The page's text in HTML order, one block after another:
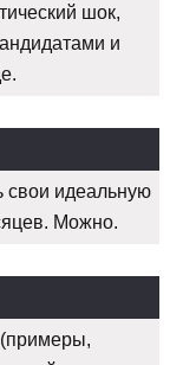
шок,
и
свои идеальную
Можно.